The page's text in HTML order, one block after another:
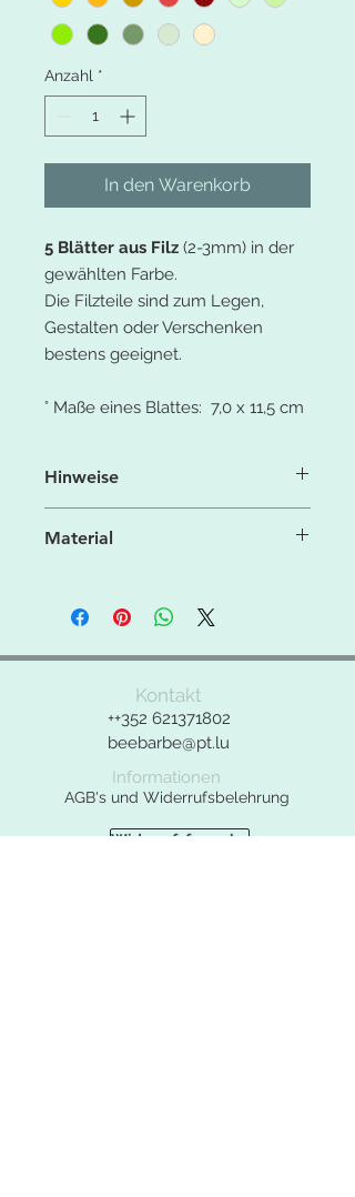
Anzahl *
In den Warenkorb
5 Blätter aus Filz (2-3mm) in der
gewählten Farbe.
Die Filzteile sind zum Legen,
Gestalten oder Verschenken
bestens geeignet.
° Maße eines Blattes: 7,0 x 11,5 cm
Hinweise
Bildschirmeinstellung können die
abweichen.
Kontaktformular benutzen.
Material
° feste Filzqualität
Kontakt
++352 621371802
beebarbe@pt.lu
Informationen
AGB's und Widerrufsbelehrung
Widerrufsformular